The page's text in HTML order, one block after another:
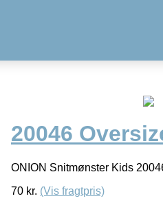
20046
ONION Snitmønster Kids
70 kr. (Vis fragtpris)